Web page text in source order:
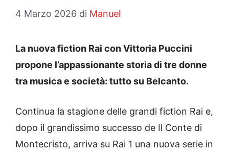
4 Marzo 2026 di Manuel
La nuova fiction Rai con Vittoria Puccini
propone l’appassionante storia di tre donne
tra musica e società: tutto su Belcanto.
Continua la stagione delle grandi fiction Rai e,
dopo il grandissimo successo de Il Conte di
Montecristo, arriva su Rai 1 una nuova serie in